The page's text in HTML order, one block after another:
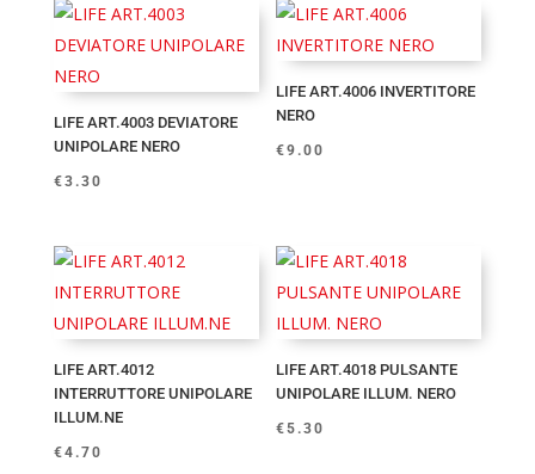
LIFE ART.4003 DEVIATORE
UNIPOLARE NERO
€3.30
LIFE ART.4006 INVERTITORE
NERO
€9.00
LIFE ART.4012
INTERRUTTORE UNIPOLARE
ILLUM.NE
€4.70
LIFE ART.4018 PULSANTE
UNIPOLARE ILLUM. NERO
€5.30